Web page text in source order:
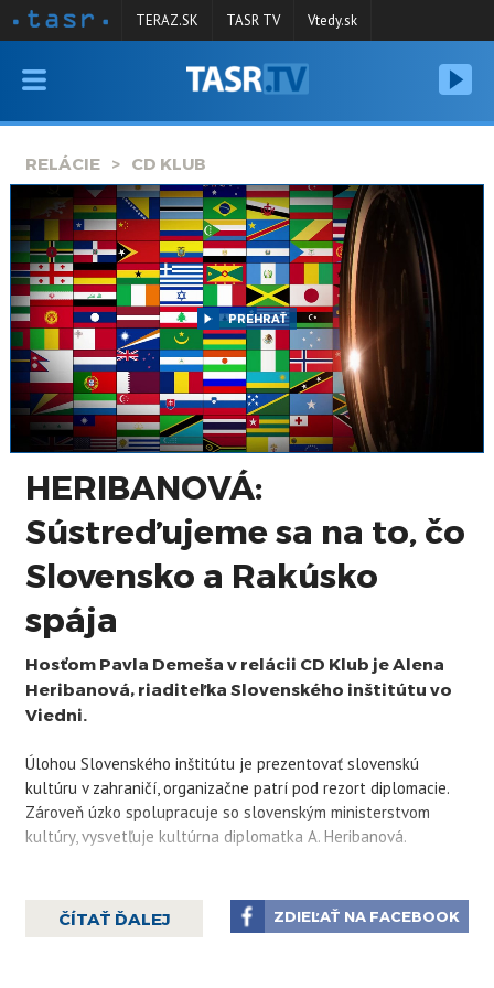
VYSIELANIE
SPRAVODAJSTVO
KONTAKT
ARCHÍV
TERAZ.SK TASR TV Vtedy.sk
RELÁCIE CD KLUB
PREHRAŤ
HERIBANOVÁ:
Sústreďujeme sa na to, čo
Slovensko a Rakúsko
spája
Hosťom Pavla Demeša v relácii CD Klub je Alena
Heribanová, riaditeľka Slovenského inštitútu vo
Viedni.
Úlohou Slovenského inštitútu je prezentovať slovenskú
kultúru v zahraničí, organizačne patrí pod rezort diplomacie.
Zároveň úzko spolupracuje so slovenským ministerstvom
kultúry, vysvetľuje kultúrna diplomatka A. Heribanová.
Rakúsku," hovorí diplomatka. Podľa nej sa inštitút snaží
prezentovať nielen balet a hudbu, ktoré v Rakúsku najviac
ČÍTAŤ ĎALEJ ZDIEĽAŤ NA FACEBOOK